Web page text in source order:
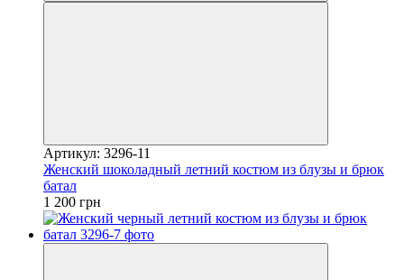
Артикул: 3296-11
Женский шоколадный летний костюм из блузы и брюк
батал
1 200 грн